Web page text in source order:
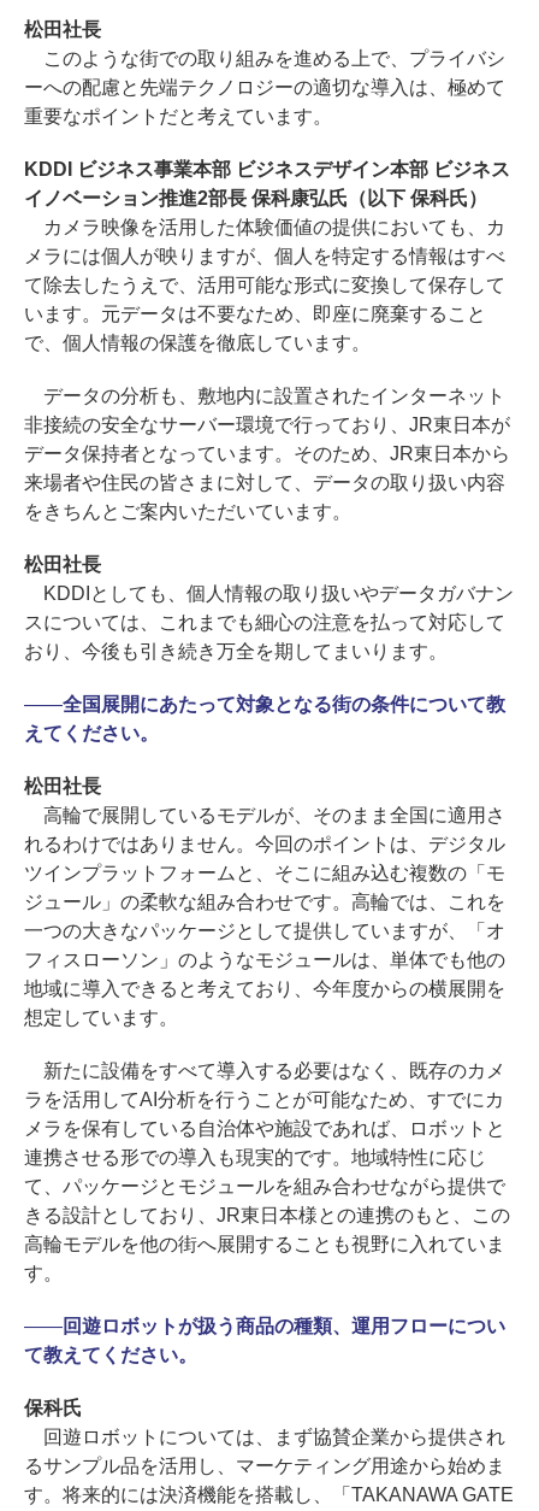
松田社長
このような街での取り組みを進める上で、プライバシ
ーへの配慮と先端テクノロジーの適切な導入は、極めて
重要なポイントだと考えています。
KDDI ビジネス事業本部 ビジネスデザイン本部 ビジネス
イノベーション推進2部長 保科康弘氏（以下 保科氏）
カメラ映像を活用した体験価値の提供においても、カ
メラには個人が映りますが、個人を特定する情報はすべ
て除去したうえで、活用可能な形式に変換して保存して
います。元データは不要なため、即座に廃棄すること
で、個人情報の保護を徹底しています。
データの分析も、敷地内に設置されたインターネット
非接続の安全なサーバー環境で行っており、JR東日本が
データ保持者となっています。そのため、JR東日本から
来場者や住民の皆さまに対して、データの取り扱い内容
をきちんとご案内いただいています。
松田社長
KDDIとしても、個人情報の取り扱いやデータガバナン
スについては、これまでも細心の注意を払って対応して
おり、今後も引き続き万全を期してまいります。
――全国展開にあたって対象となる街の条件について教
えてください。
松田社長
高輪で展開しているモデルが、そのまま全国に適用さ
れるわけではありません。今回のポイントは、デジタル
ツインプラットフォームと、そこに組み込む複数の「モ
ジュール」の柔軟な組み合わせです。高輪では、これを
一つの大きなパッケージとして提供していますが、「オ
フィスローソン」のようなモジュールは、単体でも他の
地域に導入できると考えており、今年度からの横展開を
想定しています。
新たに設備をすべて導入する必要はなく、既存のカメ
ラを活用してAI分析を行うことが可能なため、すでにカ
メラを保有している自治体や施設であれば、ロボットと
連携させる形での導入も現実的です。地域特性に応じ
て、パッケージとモジュールを組み合わせながら提供で
きる設計としており、JR東日本様との連携のもと、この
高輪モデルを他の街へ展開することも視野に入れていま
す。
――回遊ロボットが扱う商品の種類、運用フローについ
て教えてください。
保科氏
回遊ロボットについては、まず協賛企業から提供され
るサンプル品を活用し、マーケティング用途から始めま
す。将来的には決済機能を搭載し、「TAKANAWA GATE